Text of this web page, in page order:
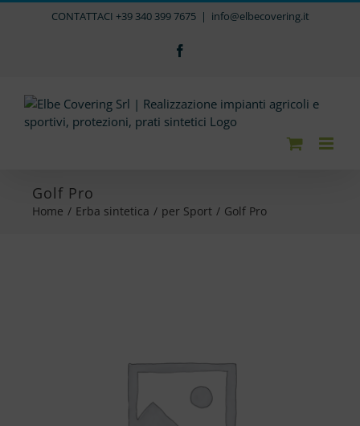
CONTATTACI +39 340 399 7675 | info@elbecovering.it
Golf Pro
Home / Erba sintetica / per Sport / Golf Pro